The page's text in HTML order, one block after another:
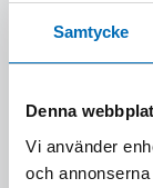
Samtycke
Denna
Vi använder
och